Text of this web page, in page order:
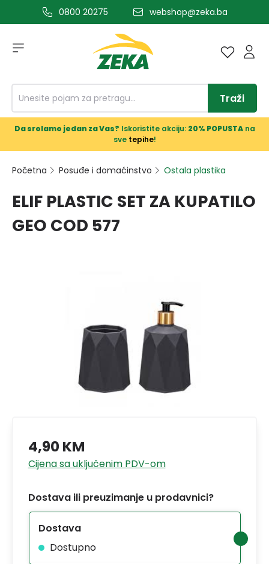
glavni sadržaj0800 20275 webshop@zeka.ba
Traži
Da srolamo jedan za Vas? Iskoristite akciju: 20% POPUSTAna
sve tepihe!
Početna Posuđe i domaćinstvo Ostala plastika
ELIF PLASTIC SET ZA KUPATILO
GEO COD 577
4,90 KM
Cijena sa uključenim PDV-om
Dostava ili preuzimanje u prodavnici?
Dostava
Dostupno